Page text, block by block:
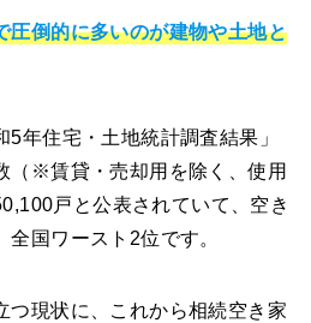
圧倒的に多いのが建物や土地と
年住宅・土地統計調査結果」
（※賃貸・売却用を除く、使用
戸と公表されていて、空き
国ワースト2位です。
つ現状に、これから相続空き家